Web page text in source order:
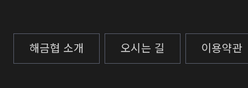
해금협 소개 오시는 길 이용약관